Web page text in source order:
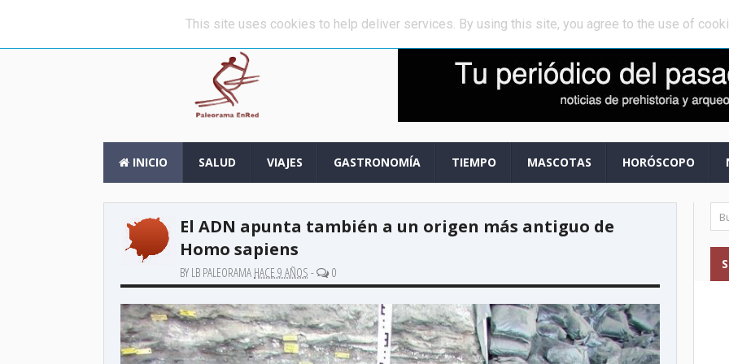
Muertes violentas entre los
INICIO SALUD VIAJES GASTRONOMÍA TIEMPO MASCOTAS HORÓSCOPO
El ADN apunta también a un origen más antiguo de
Homo sapiens
BY LB PALEORAMA HACE 9 AÑOS - 0
This site uses cookies to help deliver services. By using this site, you agree to the use of